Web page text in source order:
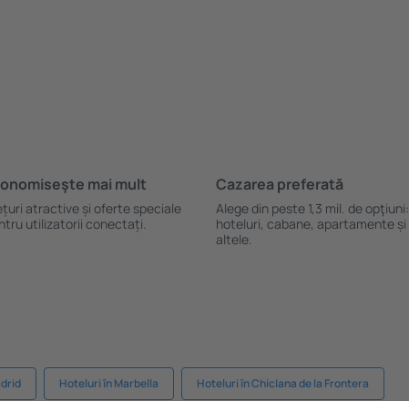
mai mult
atractive și oferte speciale
utilizatorii conectați.
Cazarea preferată
Alege din peste 1,3 mil. de opţiuni:
hoteluri, cabane, apartamente și
altele.
Hoteluri în Marbella Hoteluri în Chiclana de la Frontera